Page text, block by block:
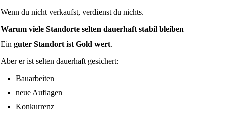
Wenn du nicht verkaufst, verdienst du nichts.
Warum viele Standorte selten dauerhaft stabil bleiben
Ein guter Standort ist Gold wert.
Aber er ist selten dauerhaft gesichert:
Bauarbeiten
neue Auflagen
Konkurrenz